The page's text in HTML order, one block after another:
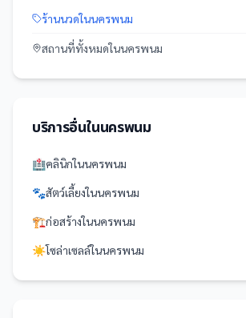
ร้านนวดในนครพนม
สถานที่ทั้งหมดในนครพนม
บริการอื่นในนครพนม
🏥คลินิกในนครพนม
🐾สัตว์เลี้ยงในนครพนม
🏗️ก่อสร้างในนครพนม
☀️โซล่าเซลล์ในนครพนม